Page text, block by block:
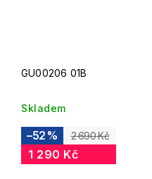
GU00206 01B
Skladem
2 690 Kč
–52 %
1 290 Kč